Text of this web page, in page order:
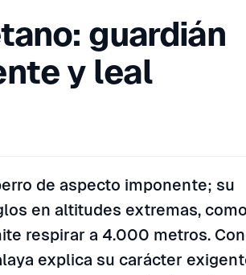
guardián
y leal
de aspecto imponente; su
en altitudes extremas, como
respirar a 4.000 metros.
explica su carácter